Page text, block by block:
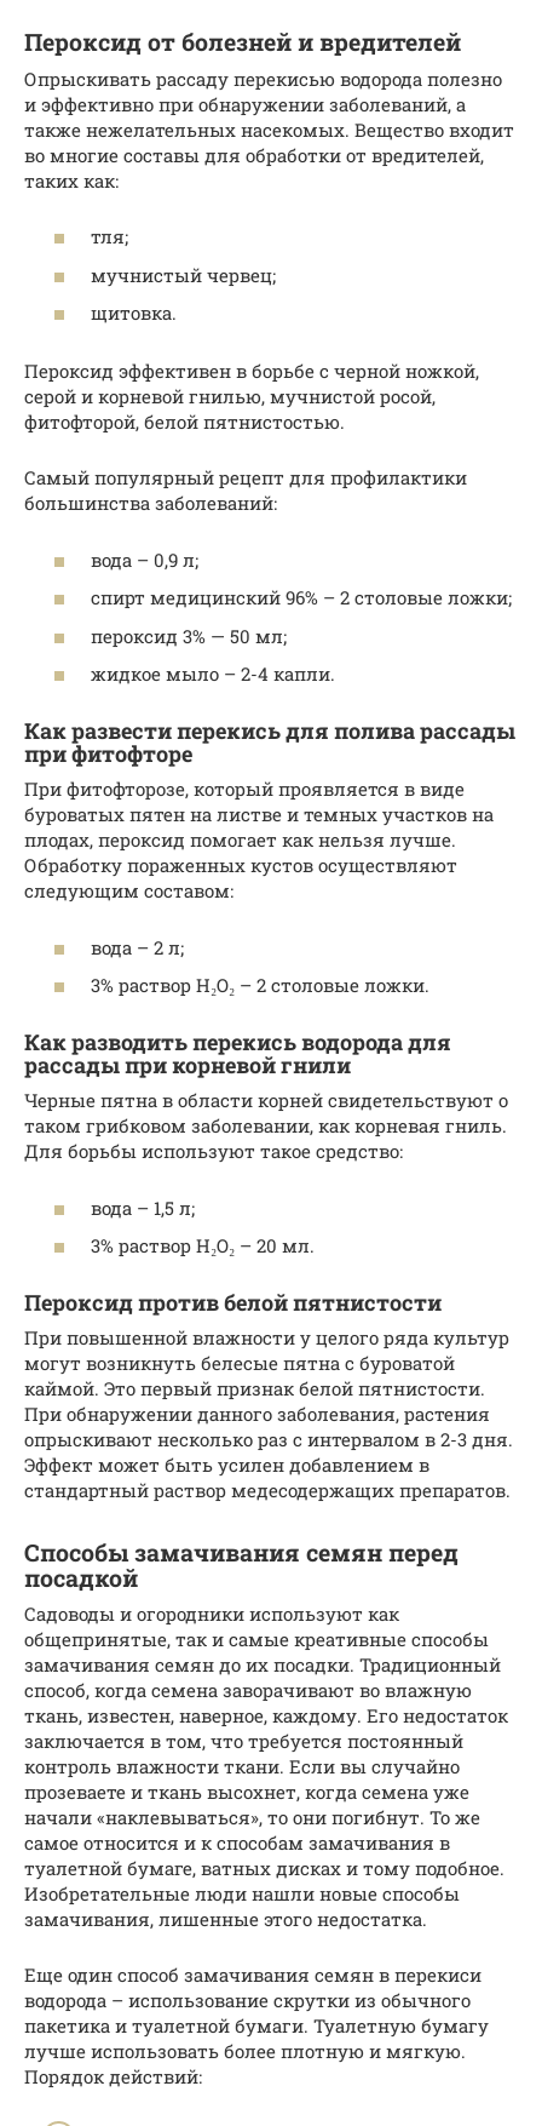
Пероксид от болезней и вредителей
Опрыскивать рассаду перекисью водорода полезно
и эффективно при обнаружении заболеваний, а
также нежелательных насекомых. Вещество входит
во многие составы для обработки от вредителей,
таких как:
тля;
мучнистый червец;
щитовка.
Пероксид эффективен в борьбе с черной ножкой,
серой и корневой гнилью, мучнистой росой,
фитофторой, белой пятнистостью.
Самый популярный рецепт для профилактики
большинства заболеваний:
вода – 0,9 л;
спирт медицинский 96% – 2 столовые ложки;
пероксид 3% — 50 мл;
жидкое мыло – 2-4 капли.
Как развести перекись для полива рассады
при фитофторе
При фитофторозе, который проявляется в виде
буроватых пятен на листве и темных участков на
плодах, пероксид помогает как нельзя лучше.
Обработку пораженных кустов осуществляют
следующим составом:
вода – 2 л;
3% раствор H₂O₂ – 2 столовые ложки.
Как разводить перекись водорода для
рассады при корневой гнили
Черные пятна в области корней свидетельствуют о
таком грибковом заболевании, как корневая гниль.
Для борьбы используют такое средство:
вода – 1,5 л;
3% раствор H₂O₂ – 20 мл.
Пероксид против белой пятнистости
При повышенной влажности у целого ряда культур
могут возникнуть белесые пятна с буроватой
каймой. Это первый признак белой пятнистости.
При обнаружении данного заболевания, растения
опрыскивают несколько раз с интервалом в 2-3 дня.
Эффект может быть усилен добавлением в
стандартный раствор медесодержащих препаратов.
Способы замачивания семян перед
посадкой
Садоводы и огородники используют как
общепринятые, так и самые креативные способы
замачивания семян до их посадки. Традиционный
способ, когда семена заворачивают во влажную
ткань, известен, наверное, каждому. Его недостаток
заключается в том, что требуется постоянный
контроль влажности ткани. Если вы случайно
прозеваете и ткань высохнет, когда семена уже
начали «наклевываться», то они погибнут. То же
самое относится и к способам замачивания в
туалетной бумаге, ватных дисках и тому подобное.
Изобретательные люди нашли новые способы
замачивания, лишенные этого недостатка.
Еще один способ замачивания семян в перекиси
водорода – использование скрутки из обычного
пакетика и туалетной бумаги. Туалетную бумагу
лучше использовать более плотную и мягкую.
Порядок действий: